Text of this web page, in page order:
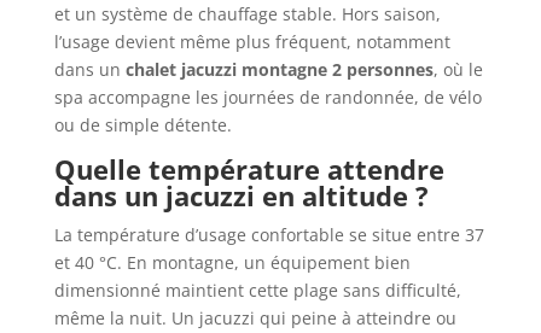
et un système de chauffage stable. Hors saison,
l’usage devient même plus fréquent, notamment
dans un chalet jacuzzi montagne 2 personnes, où le
spa accompagne les journées de randonnée, de vélo
ou de simple détente.
Quelle température attendre
dans un jacuzzi en altitude ?
La température d’usage confortable se situe entre 37
et 40 °C. En montagne, un équipement bien
dimensionné maintient cette plage sans difficulté,
même la nuit. Un jacuzzi qui peine à atteindre ou